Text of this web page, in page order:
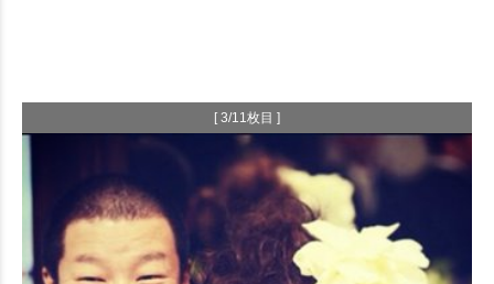
[ 3/11枚目 ]